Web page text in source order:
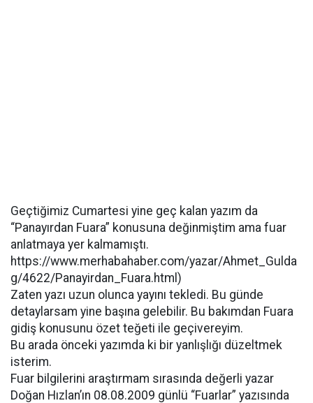
Geçtiğimiz Cumartesi yine geç kalan yazım da
“Panayırdan Fuara” konusuna değinmiştim ama fuar
anlatmaya yer kalmamıştı.
https://www.merhabahaber.com/yazar/Ahmet_Gulda
g/4622/Panayirdan_Fuara.html)
Zaten yazı uzun olunca yayını tekledi. Bu günde
detaylarsam yine başına gelebilir. Bu bakımdan Fuara
gidiş konusunu özet teğeti ile geçivereyim.
Bu arada önceki yazımda ki bir yanlışlığı düzeltmek
isterim.
Fuar bilgilerini araştırmam sırasında değerli yazar
Doğan Hızlan’ın 08.08.2009 günlü “Fuarlar” yazısında